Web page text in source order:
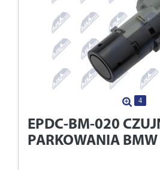
4
EPDC-BM-020
PARKOWANIA